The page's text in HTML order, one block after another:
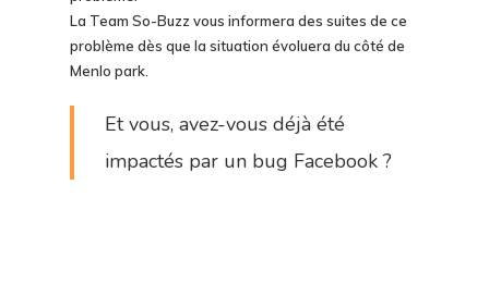
La Team So-Buzz vous informera des suites de ce
problème dès que la situation évoluera du côté de
Menlo park.
Et vous, avez-vous déjà été
impactés par un bug Facebook ?